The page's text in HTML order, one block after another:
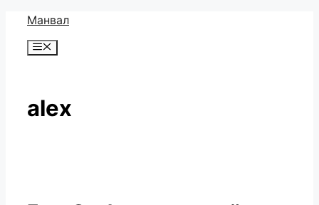
Перейти
содержимому
Манвал
Меню
alex